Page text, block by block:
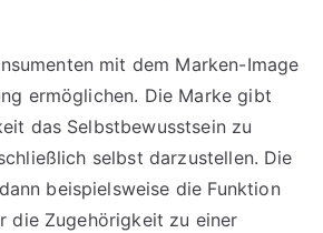
mit dem Marken-Image
ermöglichen. Die Marke gibt
das Selbstbewusstsein zu
selbst darzustellen. Die
beispielsweise die Funktion
die Zugehörigkeit zu einer